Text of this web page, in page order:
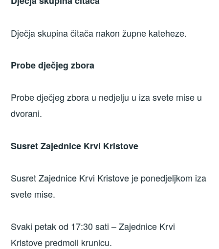
Dječja skupina čitača nakon župne kateheze.
Probe dječjeg zbora
Probe dječjeg zbora u nedjelju u iza svete mise u
dvorani.
Susret Zajednice Krvi Kristove
Susret Zajednice Krvi Kristove je ponedjeljkom iza
svete mise.
Svaki petak od 17:30 sati – Zajednice Krvi
Kristove predmoli krunicu.